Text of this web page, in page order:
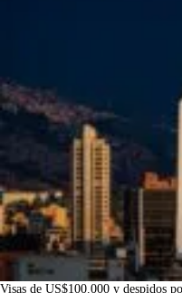
Visas de US$100.000 y despidos